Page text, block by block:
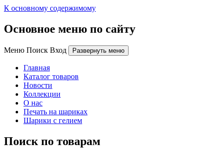
К основному содержимому
Основное меню по сайту
Меню Поиск Вход Развернуть меню
Главная
Каталог товаров
Новости
Коллекции
О нас
Печать на шариках
Шарики с гелием
Поиск по товарам